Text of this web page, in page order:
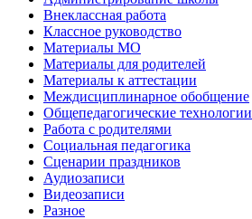
Внеклассная работа
Классное руководство
Материалы МО
Материалы для родителей
Материалы к аттестации
Междисциплинарное обобщение
Общепедагогические технологии
Работа с родителями
Социальная педагогика
Сценарии праздников
Аудиозаписи
Видеозаписи
Разное